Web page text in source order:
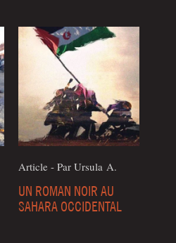
Article - Par Ursu­la A.
UN ROMAN NOIR AU
SAHARA OCCIDENTAL